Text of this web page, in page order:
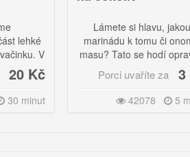
Lámete si hlavu, jakou
marinádu k tomu či onomu
masu? Tato se hodí opravdu
Porci uvaříte za 3 Kč
5 minut